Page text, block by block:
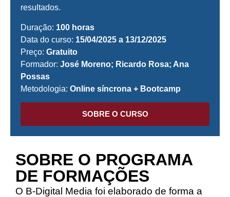
resultados.
Duração: 100 horas
Data do curso: 15/04/2025 a 13/12/2025
Preço: Gratuito
Formador: José Moreno; Ricardo Rosa; Ana
Possas
Metodologia: Online síncrona + Bootcamp
SOBRE O CURSO
SOBRE O PROGRAMA
DE FORMAÇÕES
O B-Digital Media foi elaborado de forma a